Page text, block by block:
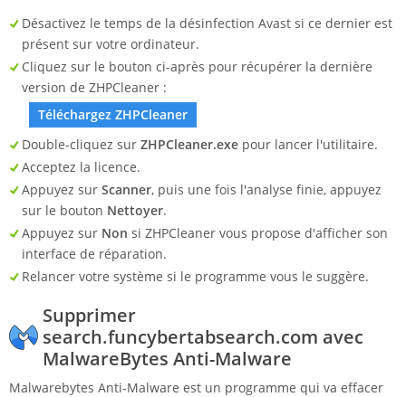
Désactivez le temps de la désinfection Avast si ce dernier est
présent sur votre ordinateur.
Cliquez sur le bouton ci-après pour récupérer la dernière
version de ZHPCleaner :
Téléchargez ZHPCleaner
Double-cliquez sur ZHPCleaner.exe pour lancer l'utilitaire.
Acceptez la licence.
Appuyez sur Scanner, puis une fois l'analyse finie, appuyez
sur le bouton Nettoyer.
Appuyez sur Non si ZHPCleaner vous propose d'afficher son
interface de réparation.
Relancer votre système si le programme vous le suggère.
Supprimer
search.funcybertabsearch.com avec
MalwareBytes Anti-Malware
Malwarebytes Anti-Malware est un programme qui va effacer